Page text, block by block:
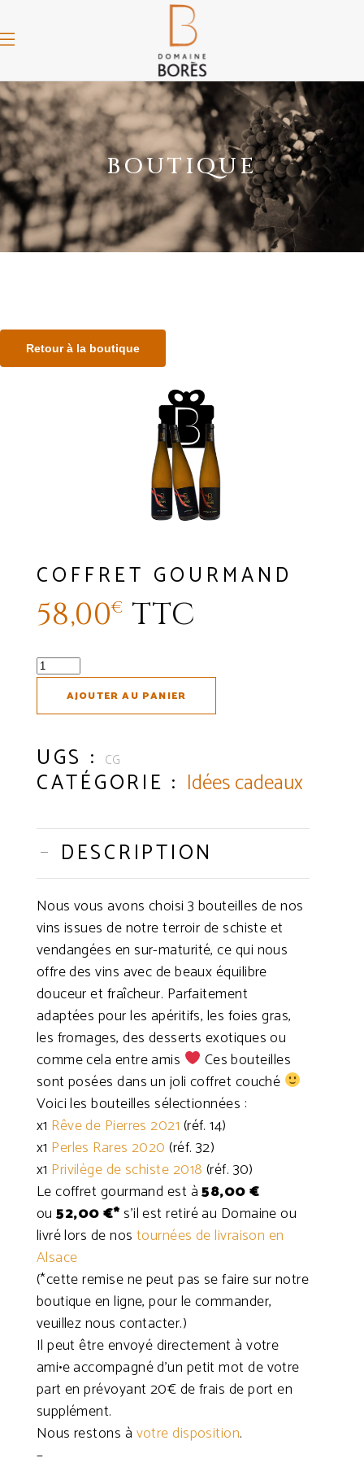
BOUTIQUE
Retour à la boutique
COFFRET GOURMAND
58,00€ TTC
quantité
Coffret
AJOUTER AU PANIER
UGS : CG
CATÉGORIE : Idées cadeaux
DESCRIPTION
Nous vous avons choisi 3 bouteilles de nos
vins issues de notre terroir de schiste et
vendangées en sur-maturité, ce qui nous
offre des vins avec de beaux équilibre
douceur et fraîcheur. Parfaitement
adaptées pour les apéritifs, les foies gras,
les fromages, des desserts exotiques ou
comme cela entre amis
Ces bouteilles
sont posées dans un joli coffret couché
Voici les bouteilles sélectionnées :
x1 Rêve de Pierres 2021 (réf. 14)
x1 Perles Rares 2020 (réf. 32)
x1 Privilège de schiste 2018 (réf. 30)
Le coffret gourmand est à58,00 €
ou52,00 €*s’il est retiré au Domaine ou
livré lors de nos tournées de livraison en
Alsace
(*cette remise ne peut pas se faire sur notre
boutique en ligne, pour le commander,
veuillez nous contacter.)
Il peut être envoyé directement à votre
ami•e accompagné d’un petit mot de votre
part en prévoyant 20€ de frais de port en
supplément.
Nous restons à votre disposition.